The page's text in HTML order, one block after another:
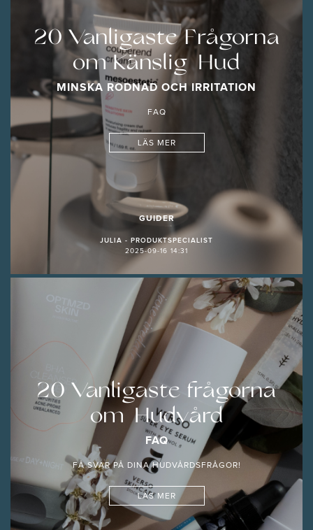
20 Vanligaste Frågorna
om Känslig Hud
MINSKA RODNAD OCH IRRITATION
FAQ
LÄS MER
GUIDER
JULIA - PRODUKTSPECIALIST
2025-09-16 14:31
20 Vanligaste frågorna
om Hudvård
FAQ
FÅ SVAR PÅ DINA HUDVÅRDSFRÅGOR!
LÄS MER